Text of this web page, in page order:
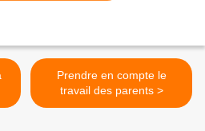
Prendre en compte le
travail des parents >